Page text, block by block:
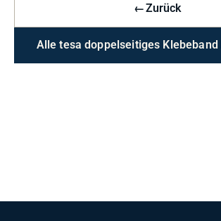
←Zurück
Alle tesa doppelseitiges Klebeband